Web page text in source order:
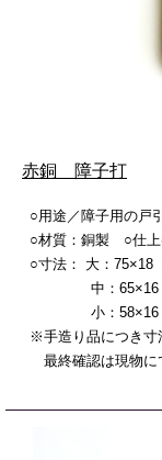
赤銅 障子打
○用途／障子用の戸
○材質：銅製 ○仕上
○寸法： 大：75×18
中：65×16（
小：58×16（
※手造り品につき寸
最終確認は現物に